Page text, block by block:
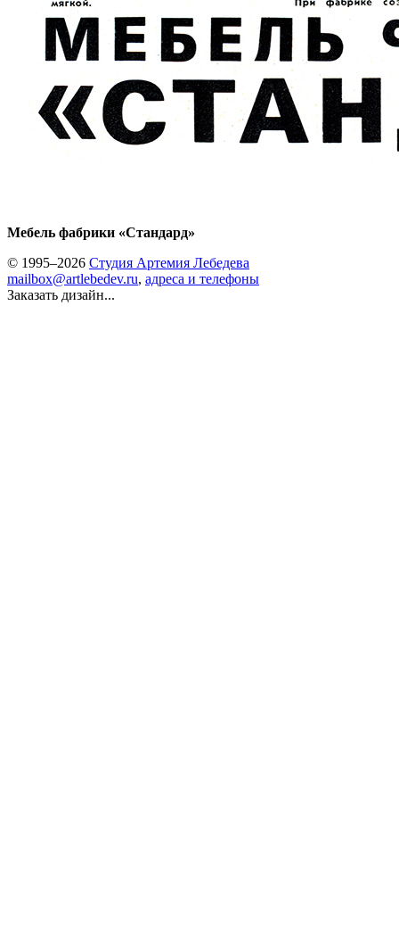
Мебель фабрики «Стандард»
© 1995–2026 Студия Артемия Лебедева
mailbox@artlebedev.ru, адреса и телефоны
Заказать дизайн...